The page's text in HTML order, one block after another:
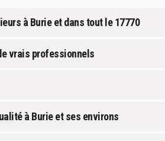
à Burie et dans tout le 17770
vrais professionnels
à Burie et ses environs